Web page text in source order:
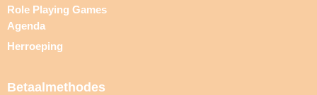
Role Playing Games
Agenda
Herroeping
Betaalmethodes